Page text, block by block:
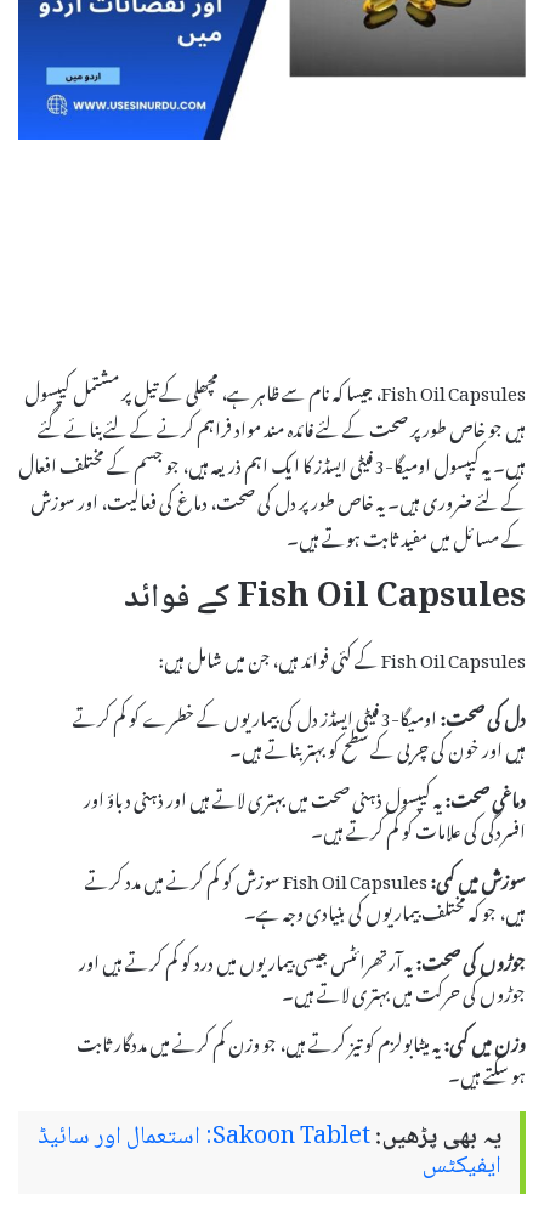
Fish Oil Capsules، جیسا کہ نام سے ظاہر ہے، مچھلی کے تیل پر مشتمل کیپسول
ہیں جو خاص طور پر صحت کے لئے فائدہ مند مواد فراہم کرنے کے لئے بنائے گئے
ہیں۔ یہ کیپسول اومیگا-3 فیٹی ایسڈز کا ایک اہم ذریعہ ہیں، جو جسم کے مختلف افعال
کے لئے ضروری ہیں۔ یہ خاص طور پر دل کی صحت، دماغ کی فعالیت، اور سوزش
کے مسائل میں مفید ثابت ہوتے ہیں۔
Fish Oil Capsules کے فوائد
Fish Oil Capsules کے کئی فوائد ہیں، جن میں شامل ہیں:
دل کی صحت:
اومیگا-3 فیٹی ایسڈز دل کی بیماریوں کے خطرے کو کم کرتے
ہیں اور خون کی چربی کے سطح کو بہتر بناتے ہیں۔
دماغی صحت:یہ کیپسول ذہنی صحت میں بہتری لاتے ہیں اور ذہنی دباؤ اور
افسردگی کی علامات کو کم کرتے ہیں۔
سوزش میں کمی:
Fish Oil Capsules سوزش کو کم کرنے میں مدد کرتے
ہیں، جو کہ مختلف بیماریوں کی بنیادی وجہ ہے۔
جوڑوں کی صحت:یہ آرتھرائٹس جیسی بیماریوں میں درد کو کم کرتے ہیں اور
جوڑوں کی حرکت میں بہتری لاتے ہیں۔
وزن میں کمی:یہ میٹابولزم کو تیز کرتے ہیں، جو وزن کم کرنے میں مددگار ثابت
ہو سکتے ہیں۔
یہ بھی پڑھیں: Sakoon Tablet: استعمال اور سائیڈ
ایفیکٹس